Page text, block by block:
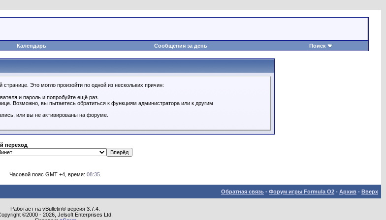
Календарь Сообщения за день Поиск
Это могло произойти по одной из нескольких причин:
и пароль и попробуйте ещё раз.
Возможно, вы пытаетесь обратиться к функциям администратора или к другим
или вы не активированы на форуме.
переход
Часовой пояс GMT +4, время: 08:35.
Обратная связь - Форум игры Formula O2 - Архив - Вверх
Работает на vBulletin® версия 3.7.4.
©2000 - 2026, Jelsoft Enterprises Ltd.